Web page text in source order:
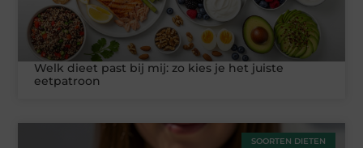
Welk dieet past bij mij: zo kies je het juiste
eetpatroon
SOORTEN DIETEN